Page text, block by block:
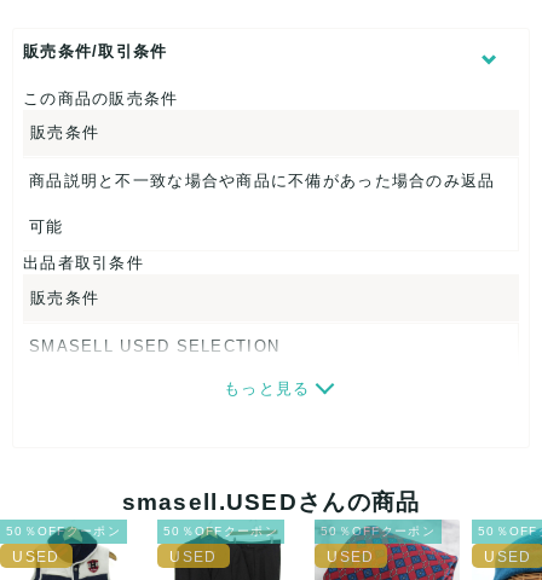
表記サイズ：M
身幅：約58cm
【 素材・成分 】
素材タグを撮影しておりますので、ご確認くださいませ。
【 商品札 】
なし
販売条件/取引条件
この商品の販売条件
販売条件
商品説明と不一致な場合や商品に不備があった場合のみ返品
可能
出品者取引条件
販売条件
SMASELL USED SELECTION
画像ダウンロードなので、転売にも最適♪
ネコポスの場合は日時指定ができませんので、ご了承下さい
ませ。
もっと見る
smasell.USEDさんの商品
50％OFFクーポン 50％OFFクーポン 50％OFFクーポン 50％OFF